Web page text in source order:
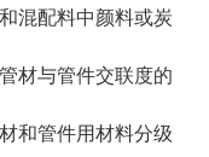
混配料中颜料或炭
材与管件交联度的
和管件用材料分级